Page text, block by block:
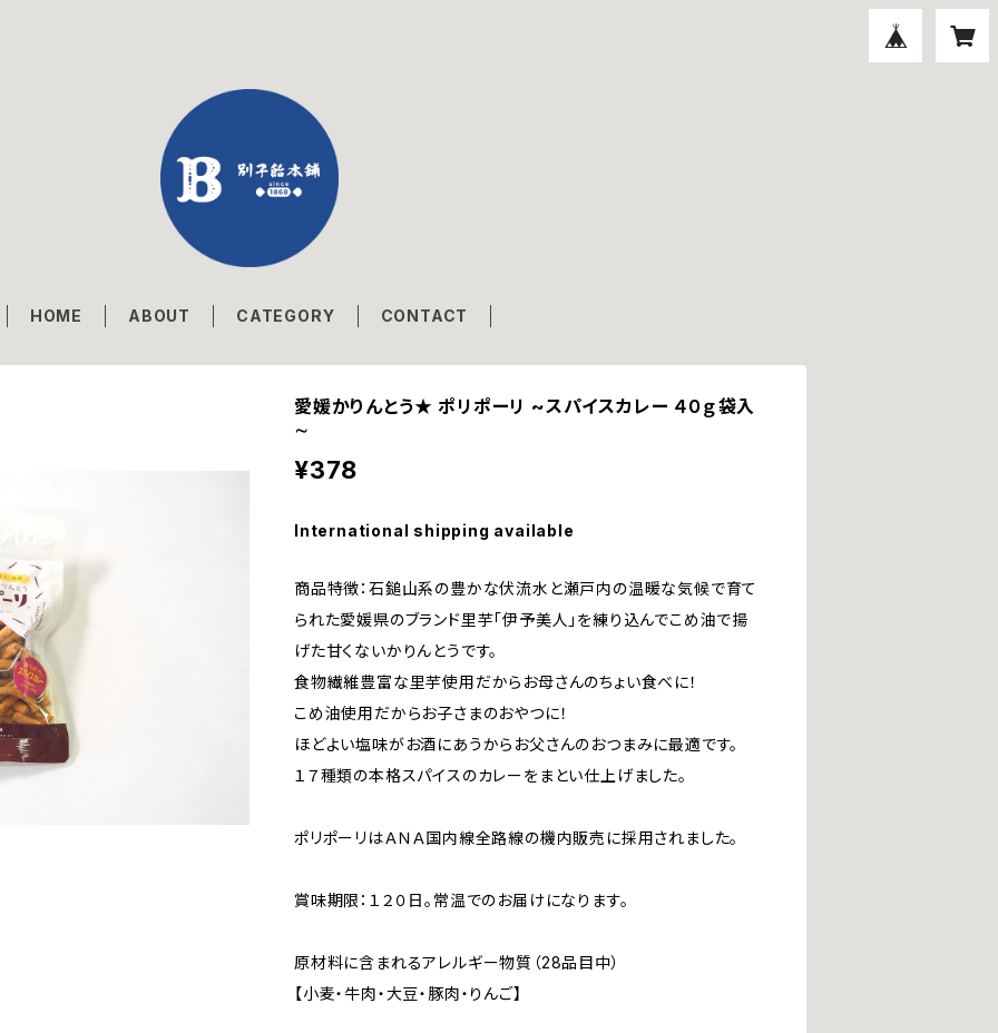
HOME ABOUT CATEGORY CONTACT
愛媛かりんとう★ ポリポーリ ~スパイスカレー ４０ｇ袋入
∼
¥378
International shipping available
商品特徴：石鎚山系の豊かな伏流水と瀬戸内の温暖な気候で育て
られた愛媛県のブランド里芋「伊予美人」を練り込んでこめ油で揚
げた甘くないかりんとうです。
食物繊維豊富な里芋使用だからお母さんのちょい食べに！
こめ油使用だからお子さまのおやつに！
ほどよい塩味がお酒にあうからお父さんのおつまみに最適です。
１７種類の本格スパイスのカレーをまとい仕上げました。
ポリポーリはＡＮＡ国内線全路線の機内販売に採用されました。
賞味期限：１２０日。常温でのお届けになります。
原材料に含まれるアレルギー物質（28品目中）
【小麦・牛肉・大豆・豚肉・りんご】